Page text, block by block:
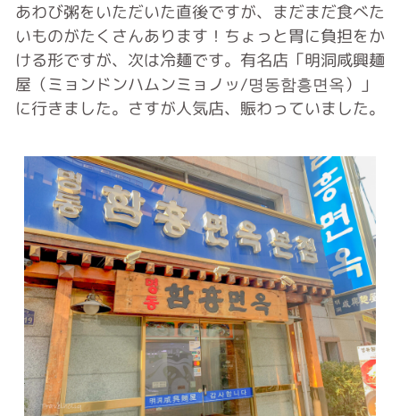
あわび粥をいただいた直後ですが、まだまだ食べた
いものがたくさんあります！ちょっと胃に負担をか
ける形ですが、次は冷麺です。有名店「明洞咸興麺
屋（ミョンドンハムンミョノッ/명동함흥면옥）」
に行きました。さすが人気店、賑わっていました。